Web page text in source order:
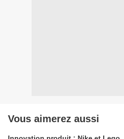
Vous aimerez aussi